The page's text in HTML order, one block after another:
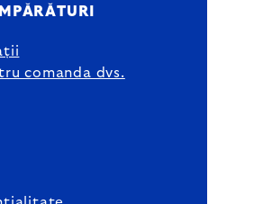
comanda dvs.